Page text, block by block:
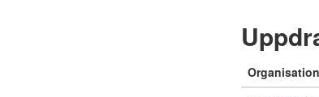
Organisation